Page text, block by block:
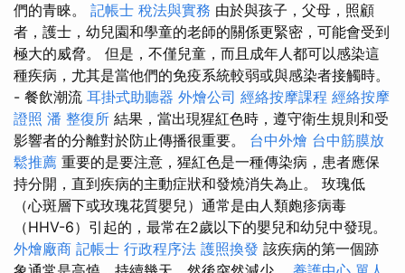
們的青睞。 記帳士 稅法與實務 由於與孩子，父母，照顧
者，護士，幼兒園和學童的老師的關係更緊密，可能會受到
極大的威脅。 但是，不僅兒童，而且成年人都可以感染這
種疾病，尤其是當他們的免疫系統較弱或與感染者接觸時。
- 餐飲潮流 耳掛式助聽器 外燴公司 經絡按摩課程 經絡按摩
證照 潘 整復所 結果，當出現猩紅色時，遵守衛生規則和受
影響者的分離對於防止傳播很重要。 台中外燴 台中筋膜放
鬆推薦 重要的是要注意，猩紅色是一種傳染病，患者應保
持分開，直到疾病的主動症狀和發燒消失為止。 玫瑰低
（心斑層下或玫瑰花質嬰兒）通常是由人類皰疹病毒
（HHV-6）引起的，最常在2歲以下的嬰兒和幼兒中發現。
外燴廠商 記帳士 行政程序法 護照換發 該疾病的第一個跡